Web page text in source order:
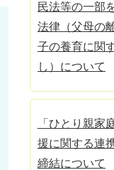
民法等の一部
法律（父母の
子の養育に関
し）について
「ひとり親家
援に関する連
締結について